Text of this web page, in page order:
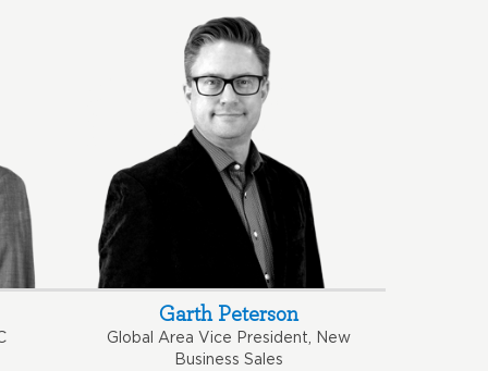
Garth Peterson
Global Area Vice President, New
Business Sales